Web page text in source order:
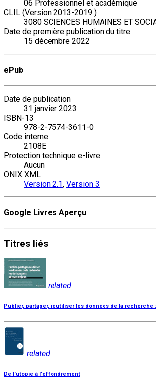
06 Professionnel et académique
CLIL (Version 2013-2019 )
3080 SCIENCES HUMAINES ET
Date de première publication du titre
15 décembre 2022
ePub
Date de publication
31 janvier 2023
ISBN-13
978-2-7574-3611-0
Code interne
2108E
Protection technique e-livre
Aucun
ONIX XML
Version 2.1, Version 3
Google Livres Aperçu
Titres liés
related
Publier, partager, réutiliser les données de la recherche
related
De l'utopie à l'effondrement